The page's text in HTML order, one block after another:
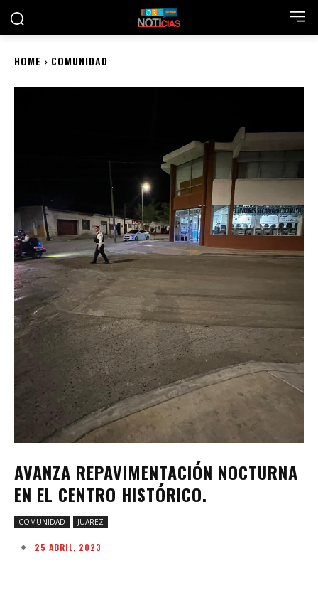
HOME COMUNIDAD
AVANZA REPAVIMENTACIÓN NOCTURNA
EN EL CENTRO HISTÓRICO.
COMUNIDAD JUAREZ
25 ABRIL, 2023